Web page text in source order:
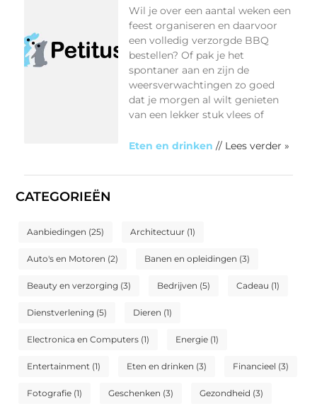
CATEGORIEËN
Aanbiedingen (25) Architectuur (1)
Auto's en Motoren (2) Banen en opleidingen (3)
Beauty en verzorging (3) Bedrijven (5) Cadeau (1)
Dienstverlening (5) Dieren (1)
Electronica en Computers (1) Energie (1)
Entertainment (1) Eten en drinken (3) Financieel (3)
Fotografie (1) Geschenken (3) Gezondheid (3)
Wil je over een aantal weken een
feest organiseren en daarvoor
een volledig verzorgde BBQ
bestellen? Of pak je het
spontaner aan en zijn de
weersverwachtingen zo goed
dat je morgen al wilt genieten
van een lekker stuk vlees of
Eten en drinken // Lees verder »